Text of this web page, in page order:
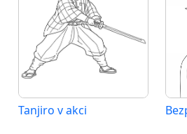
Tanjiro v akci